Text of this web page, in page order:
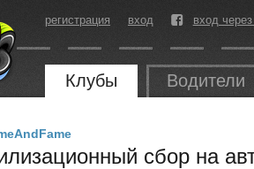
регистрация вход вход
Клубы Водители
сбор на